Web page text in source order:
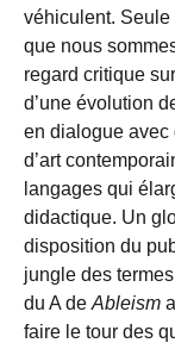
véhiculent.
que nous
regard critique
d’une évolution
en dialogue
d’art
langages qui
didactique. Un
disposition du
jungle des
du A de Ableism
faire le tour des